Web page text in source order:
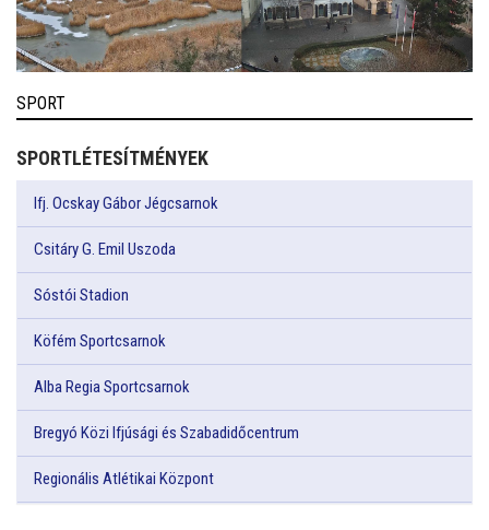
SPORT
SPORTLÉTESÍTMÉNYEK
Ifj. Ocskay Gábor Jégcsarnok
Csitáry G. Emil Uszoda
Sóstói Stadion
Köfém Sportcsarnok
Alba Regia Sportcsarnok
Bregyó Közi Ifjúsági és Szabadidőcentrum
Regionális Atlétikai Központ